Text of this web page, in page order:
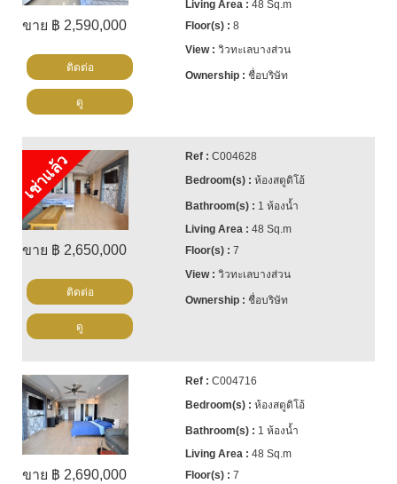
ขาย ฿ 2,590,000
48 Sq.m
8
วิวทะเลบางส่วน
ชื่อบริษัท
ติดต่อ
ดู
เช่าแล้ว
ขาย ฿ 2,650,000
C004628
ห้องสตูดิโอ้
1 ห้องน้ำ
48 Sq.m
7
วิวทะเลบางส่วน
ชื่อบริษัท
ติดต่อ
ดู
ขาย ฿ 2,690,000
C004716
ห้องสตูดิโอ้
1 ห้องน้ำ
48 Sq.m
7